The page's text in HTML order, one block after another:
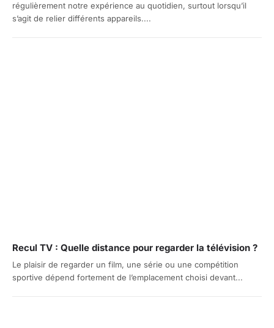
régulièrement notre expérience au quotidien, surtout lorsqu’il
s’agit de relier différents appareils....
Recul TV : Quelle distance pour regarder la télévision ?
Le plaisir de regarder un film, une série ou une compétition
sportive dépend fortement de l’emplacement choisi devant...